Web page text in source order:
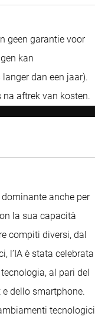
geen garantie voor
kan
dan een jaar).
na aftrek van kosten.
dominante anche per
la sua capacità
compiti diversi, dal
l’IA è stata celebrata
al pari del
dello smartphone.
tecnologici